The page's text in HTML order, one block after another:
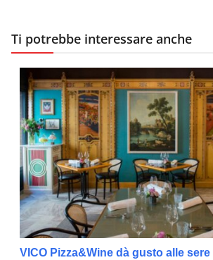
Ti potrebbe interessare anche
VICO Pizza&Wine dà gusto alle